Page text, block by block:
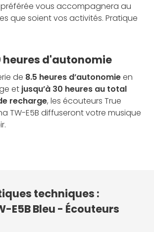
vous accompagnera au
que soient vos activités. Pratique
heures d'autonomie
de 8.5 heures d’autonomieen
et jusqu’à 30 heures au total
recharge, les écouteurs True
TW-E5B diffuseront votre musique
techniques :
E5B Bleu - Écouteurs